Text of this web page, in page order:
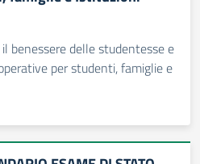
benessere delle studentesse e
per studenti, famiglie e